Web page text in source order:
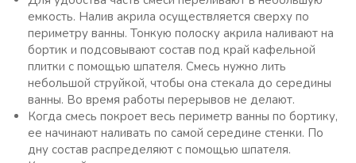
емкость. Налив акрила осуществляется сверху по
периметру ванны. Тонкую полоску акрила наливают на
бортик и подсовывают состав под край кафельной
плитки с помощью шпателя. Смесь нужно лить
небольшой струйкой, чтобы она стекала до середины
ванны. Во время работы перерывов не делают.
Когда смесь покроет весь периметр ванны по бортику,
ее начинают наливать по самой середине стенки. По
дну состав распределяют с помощью шпателя.